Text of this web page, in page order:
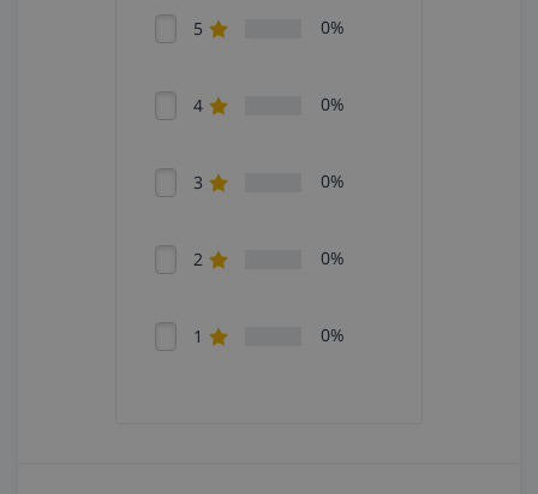
5 0%
4 0%
3 0%
2 0%
1 0%